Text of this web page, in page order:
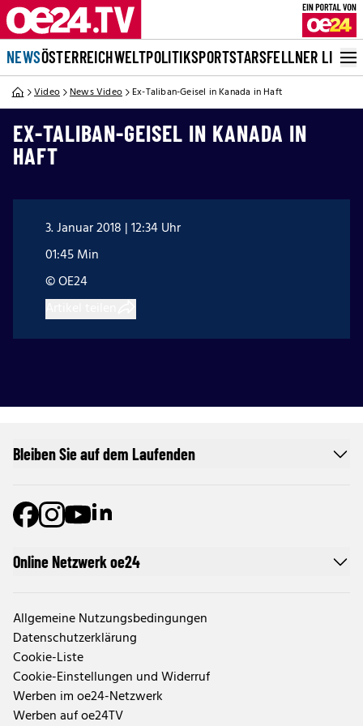
NEWSÖSTERREICHWELTPOLITIKSPORTSTARSFELLNER LIVE
Video News Video Ex-Taliban-Geisel in Kanada in Haft
EX-TALIBAN-GEISEL IN KANADA IN
HAFT
3. Januar 2018 | 12:34 Uhr
01:45 Min
© OE24
Online Netzwerk oe24
Allgemeine Nutzungsbedingungen
Datenschutzerklärung
Cookie-Liste
Cookie-Einstellungen und Widerruf
Werben im oe24-Netzwerk
Werben auf oe24TV
Bleiben Sie auf dem Laufenden